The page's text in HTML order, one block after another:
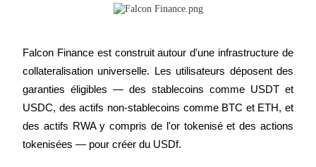
Partenaires Bitrue
Falcon Finance est construit autour d'une infrastructure de
collateralisation universelle. Les utilisateurs déposent des
garanties éligibles — des stablecoins comme USDT et
USDC, des actifs non-stablecoins comme BTC et ETH, et
des actifs RWA y compris de l'or tokenisé et des actions
tokenisées — pour créer du USDf.